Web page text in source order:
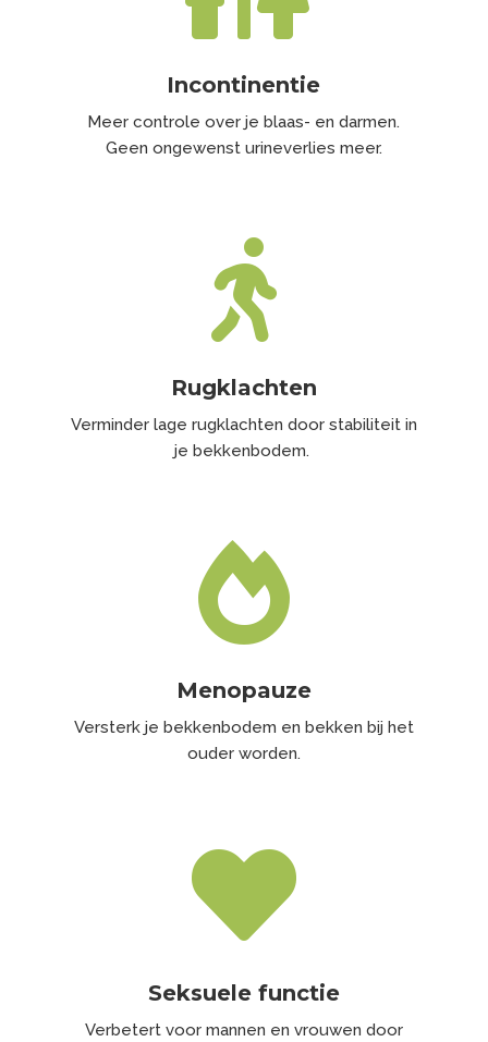
Incontinentie
Meer controle over je blaas- en darmen.
Geen ongewenst urineverlies meer.

Rugklachten
Verminder lage rugklachten door stabiliteit in
je bekkenbodem.

Menopauze
Versterk je bekkenbodem en bekken bij het
ouder worden.

Seksuele functie
Verbetert voor mannen en vrouwen door